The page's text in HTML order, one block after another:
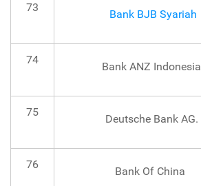
73
Bank BJB Syariah
74
Bank ANZ Indonesia
75
Deutsche Bank AG.
76
Bank Of China